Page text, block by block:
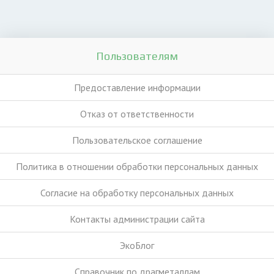
Пользователям
Предоставление информации
Отказ от ответственности
Пользовательское соглашение
Политика в отношении обработки персональных данных
Согласие на обработку персональных данных
Контакты администрации сайта
ЭкоБлог
Справочник по драгметаллам